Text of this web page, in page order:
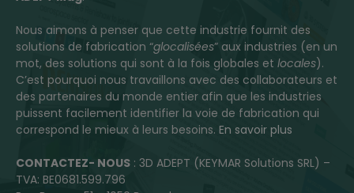
Nous aimons à penser que cette industrie fournit des
solutions de fabrication “glocalisées” aux industries (en un
mot, des solutions qui sont à la fois globales et locales).
C’est pourquoi nous travaillons avec des collaborateurs et
des partenaires du monde entier afin que les industries
puissent facilement identifier la voie de fabrication qui
correspond le mieux à leurs besoins. En savoir plus
CONTACTEZ- NOUS : 3D ADEPT (KEYMAR Solutions SRL) –
TVA: BE0681.599.796